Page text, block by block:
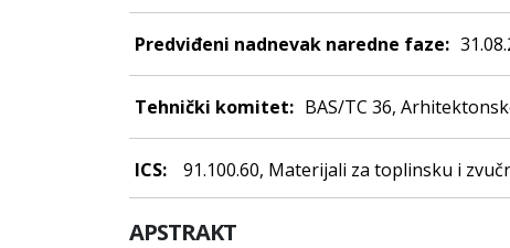
Predviđeni nadnevak naredne faze:
Tehnički komitet: BAS/TC 36,
ICS: 91.100.60, Materijali za toplinsku i
APSTRAKT